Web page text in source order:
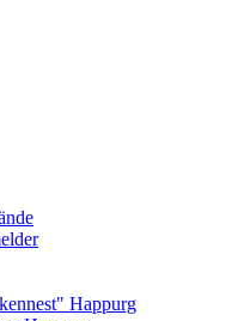
Happurg